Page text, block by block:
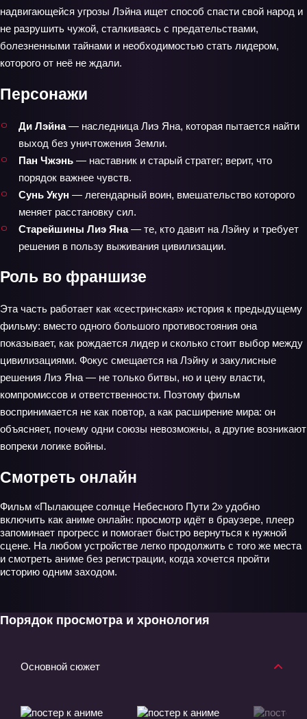
надвигающейся угрозы Лэйна ищет способ спасти свой народ и
не разрушить чужой, сталкиваясь с предательствами,
болезненными тайнами и необходимостью стать лидером,
которого от неё не ждали.
Персонажи
Ди Лэйна— наследница Лиэ Яна, которая пытается найти
выход без уничтожения Земли.
Пан Чжэнь — наставник и старый стратег; верит, что
порядок важнее чувств.
Сунь Укун — легендарный воин, вмешательство которого
меняет расстановку сил.
Старейшины Лиэ Яна— те, кто давит на Лэйну и требует
решения в пользу выживания цивилизации.
Роль во франшизе
Эта часть работает как «сестринская» история к предыдущему
фильму: вместо одного большого противостояния она
показывает, как рождается лидер и сколько стоит выбор между
цивилизациями. Фокус смещается на Лэйну и закулисные
решения Лиэ Яна — не только битвы, но и цену власти,
компромиссов и ответственности. Поэтому фильм
воспринимается не как повтор, а как расширение мира: он
объясняет, почему одни союзы невозможны, а другие возникают
вопреки логике войны.
Смотреть онлайн
Фильм «Пылающее солнце Небесного Пути 2» удобно
включить как аниме онлайн: просмотр идёт в браузере, плеер
запоминает прогресс и помогает быстро вернуться к нужной
сцене. На любом устройстве легко продолжить с того же места
и смотреть аниме без регистрации, когда хочется пройти
историю одним заходом.
Порядок просмотра и хронология
Основной сюжет